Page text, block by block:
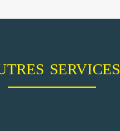
SERVICES